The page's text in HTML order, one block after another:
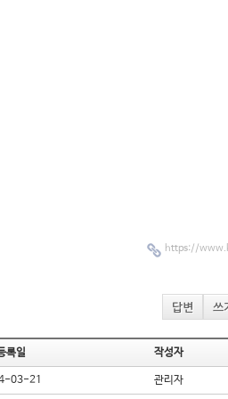
https://
답변 쓰
록일 작성자
03-21 관리자